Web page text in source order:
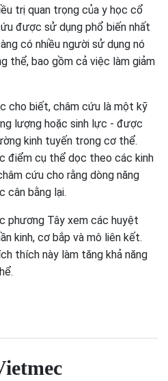
trị quan trọng của y học cổ
được sử dụng phổ biến nhất
có nhiều người sử dụng nó
thể, bao gồm cả việc làm giảm
cho biết, châm cứu là một kỹ
lượng hoặc sinh lực - được
kinh tuyến trong cơ thể.
điểm cụ thể dọc theo các kinh
cứu cho rằng dòng năng
cân bằng lại.
phương Tây xem các huyệt
kinh, cơ bắp và mô liên kết.
thích này làm tăng khả năng